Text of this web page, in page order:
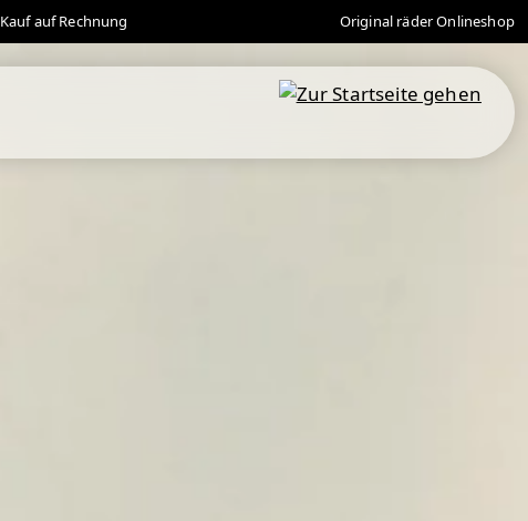
Kauf auf Rechnung Original räder Onlineshop